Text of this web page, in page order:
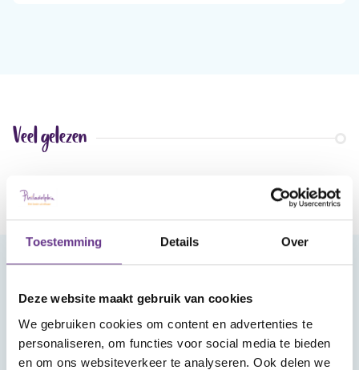
Toestemming Details Over
Deze website maakt gebruik van cookies
We gebruiken cookies om content en advertenties te
personaliseren, om functies voor social media te bieden
en om ons websiteverkeer te analyseren. Ook delen we
Veel gelezen